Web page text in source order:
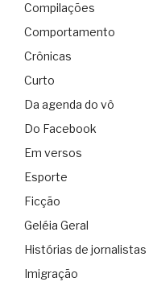
Compilações
Comportamento
Crônicas
Curto
Da agenda do vô
Do Facebook
Em versos
Esporte
Ficção
Geléia Geral
Histórias de jornalistas
Imigração